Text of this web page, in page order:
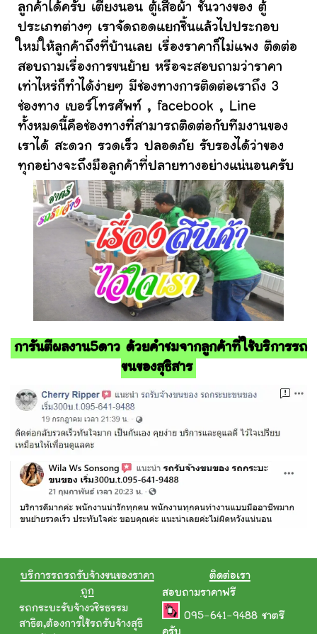
ลูกค้าได้ครับ เตียงนอน ตู้เสื้อผ้า ชั้นวางของ ตู้
ประเภทต่างๆ เราจัดถอดแยกชิ้นแล้วไปประกอบ
ใหม่ให้ลูกค้าถึงที่บ้านเลย เรื่องราคาก็ไม่แพง ติดต่อ
สอบถามเรื่องการขนย้าย หรือจะสอบถามว่าราคา
เท่าไหร่ก็ทำได้ง่ายๆ มีช่องทางการติดต่อเราถึง 3
ช่องทาง เบอร์โทรศัพท์ , facebook , Line
ทั้งหมดนี้คือช่องทางที่สามารถติดต่อกับทีมงานของ
เราได้ สะดวก รวดเร็ว ปลอดภัย รับรองได้ว่าของ
ทุกอย่างจะถึงมือลูกค้าที่ปลายทางอย่างแน่นอนครับ
การันตีผลงาน5ดาว ด้วยคำชมจากลูกค้าที่ใช้บริการรถ
ขนของสุธิสาร
บริการรถรถรับจ้างขนของราคา
ถูก
รถกระบะรับจ้างวชิรธรรม
สาธิต,ต้องการใช้รถรับจ้างสุธิ
ติดต่อเรา
สอบถามราคาฟรี
095-641-9488 ชาตรี